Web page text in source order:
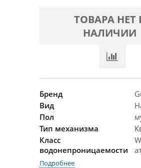
ТОВАРА НЕТ
НАЛИЧИИ
Бренд
Вид
Пол
Тип механизма
Класс
водонепроницаемости
Подробнее